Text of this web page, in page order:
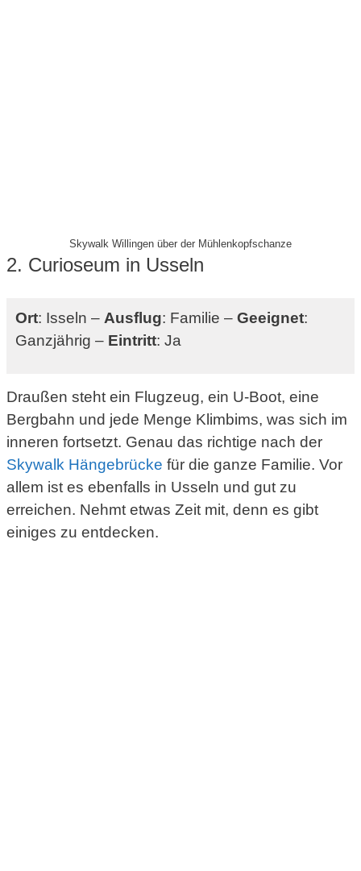
Skywalk Willingen über der Mühlenkopfschanze
2. Curioseum in Usseln
Ort: Isseln – Ausflug: Familie – Geeignet:
Ganzjährig – Eintritt: Ja
Draußen steht ein Flugzeug, ein U-Boot, eine
Bergbahn und jede Menge Klimbims, was sich im
inneren fortsetzt. Genau das richtige nach der
Skywalk Hängebrücke für die ganze Familie. Vor
allem ist es ebenfalls in Usseln und gut zu
erreichen. Nehmt etwas Zeit mit, denn es gibt
einiges zu entdecken.